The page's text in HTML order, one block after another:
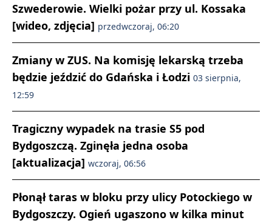
Szwederowie. Wielki pożar przy ul. Kossaka
[wideo, zdjęcia] przedwczoraj, 06:20
Zmiany w ZUS. Na komisję lekarską trzeba
będzie jeździć do Gdańska i Łodzi 03 sierpnia,
12:59
Tragiczny wypadek na trasie S5 pod
Bydgoszczą. Zginęła jedna osoba
[aktualizacja] wczoraj, 06:56
Płonął taras w bloku przy ulicy Potockiego w
Bydgoszczy. Ogień ugaszono w kilka minut